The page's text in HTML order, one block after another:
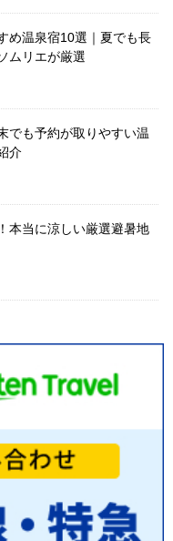
め温泉宿10選｜夏でも長
ムリエが厳選
でも予約が取りやすい温
介
本当に涼しい厳選避暑地